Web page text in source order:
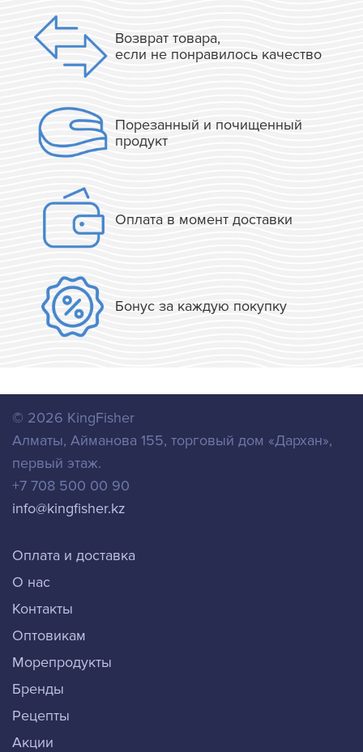
Возврат товара,
если не понравилось качество
Порезанный и почищенный
продукт
Оплата в момент доставки
Бонус за каждую покупку
© 2026 KingFisher
Алматы, Айманова 155, торговый дом «Дархан»,
первый этаж.
+7 708 500 00 90
info@kingfisher.kz
Оплата и доставка
О нас
Контакты
Оптовикам
Морепродукты
Бренды
Рецепты
Акции